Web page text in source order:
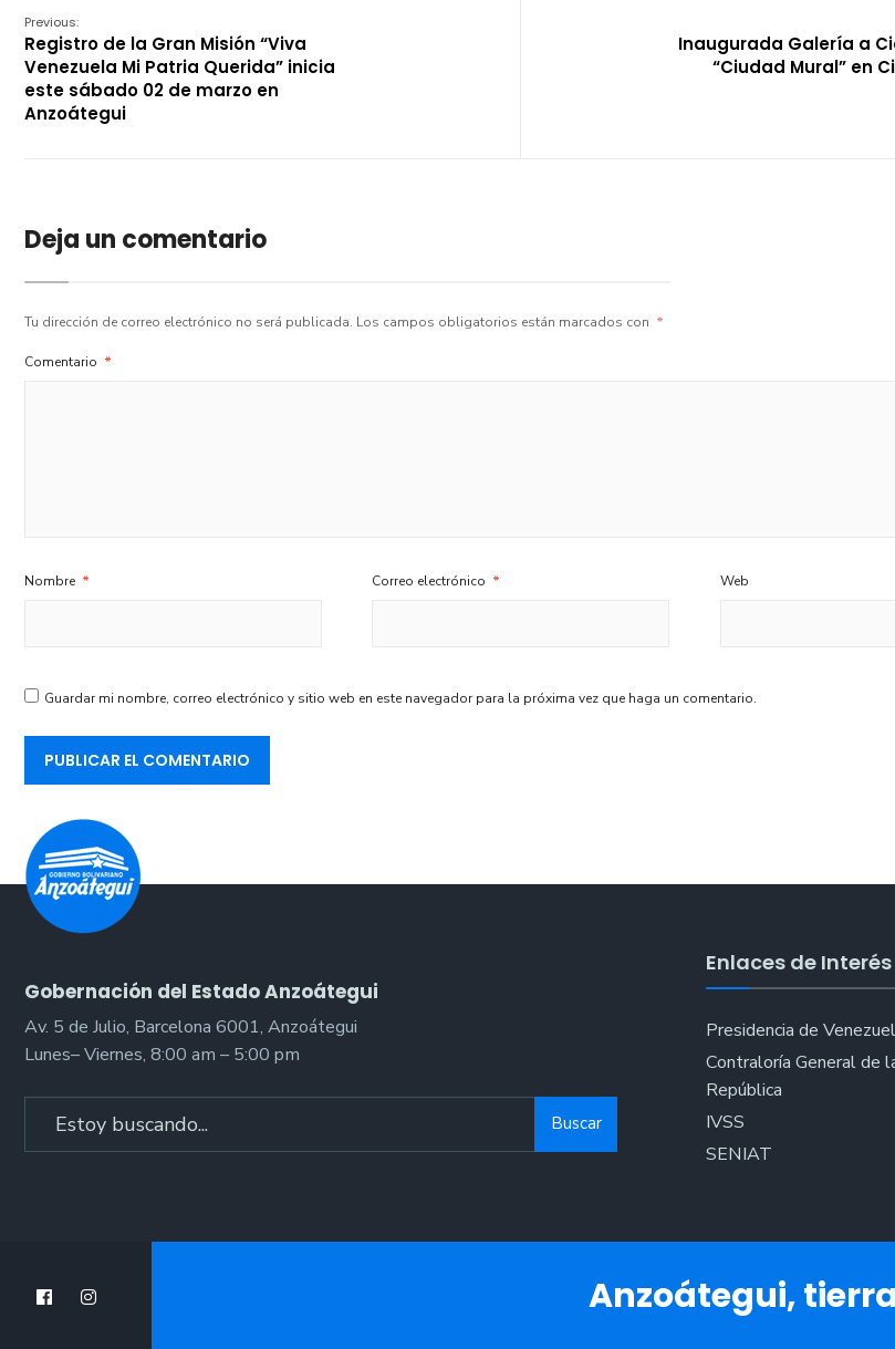
Previous:
Registro de la Gran Misión “Viva
Venezuela Mi Patria Querida” inicia
este sábado 02 de marzo en
Anzoátegui
Inaugurada Galería a
“Ciudad Mural” en
Deja un comentario
Tu dirección de correo electrónico no será publicada. Los campos obligatorios están marcados con *
Comentario *
Nombre * Correo electrónico * Web
Guardar mi nombre, correo electrónico y sitio web en este navegador para la próxima vez que haga un comentario.
Gobernación del Estado Anzoátegui
Av. 5 de Julio, Barcelona 6001, Anzoátegui
Lunes– Viernes, 8:00 am – 5:00 pm
Buscar
Enlaces de Interés
Presidencia de
Contraloría General de
República
IVSS
SENIAT
Anzoátegui,